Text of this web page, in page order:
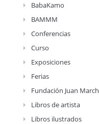
BabaKamo
BAMMM
Conferencias
Curso
Exposiciones
Ferias
Fundación Juan March
Libros de artista
Libros ilustrados